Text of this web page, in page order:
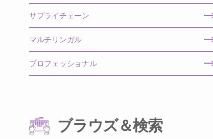
サプライチェーン
マルチリンガル
プロフェッショナル
ブラウズ＆検索